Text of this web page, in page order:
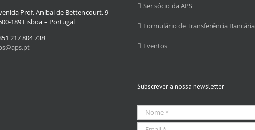
Prof. Aníbal de Bettencourt, 9
189 Lisboa – Portugal
217 804 738
Ser sócio da APS
Formulário de Transferência Bancária
Eventos
Subscrever a nossa newsletter